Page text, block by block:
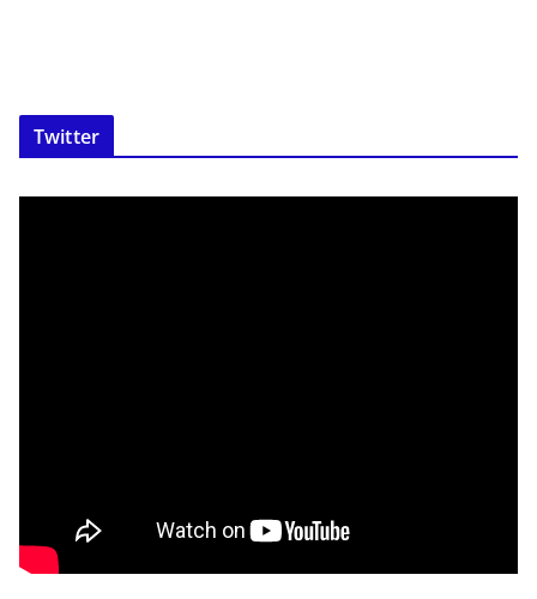
Twitter